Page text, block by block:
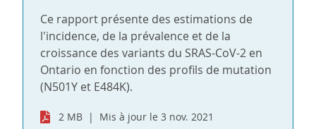
Ce rapport présente des estimations de
l'incidence, de la prévalence et de la
croissance des variants du SRAS-CoV-2 en
Ontario en fonction des profils de mutation
(N501Y et E484K).
2 MB Mis à jour le 3 nov. 2021